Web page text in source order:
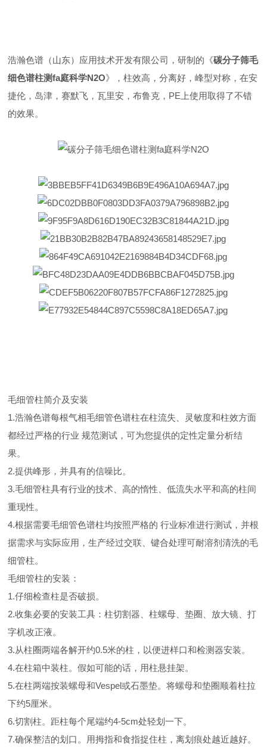
浩瀚色谱（山东）应用技术开发有限公司，研制的《碳分子筛毛
细色谱柱测fa庭科学N2O》，柱效高，分离好，峰型对称，在安
捷伦，岛津，赛默飞，瓦里安，布鲁克，PE上使用取得了不错
的效果。
毛细管柱简介及安装
1.浩瀚色谱每根气相毛细管色谱柱在柱流失、灵敏度和柱效方面
都经过严格的行业 规范测试，可为您提供的定性定量分析结
果。
2.提供峰形，并具有的信噪比。
3.毛细管柱具有行业的技术、高的惰性、低流失水平和高的柱间
重现性。
4.根据需要毛细管色谱柱均按照严格的 行业标准进行测试，并根
据需求与实际应用，生产经过交联、键合处理可耐溶剂清洗的毛
细管柱。
毛细管柱的安装：
1.仔细检查柱是否破损。
2.收集必要的安装工具：柱切割器、柱螺母、垫圈、放大镜、打
字机改正液。
3.从柱圈两端各解开约0.5米的柱，以便进样口和检测器安装。
4.在柱箱中装柱。假如可能的话，用柱悬挂架。
5.在柱两端按装螺母和Vespel或石墨垫。将螺母和垫圈顺着柱拉
下约5厘米。
6.切割柱。距柱每个尾端约4-5cm处轻划一下。
7.确保整洁的划口。用拇指和食指捉住柱，离划痕处越近越好。